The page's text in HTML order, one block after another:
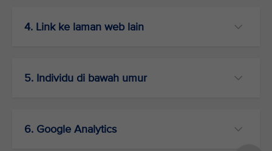
4. Link ke laman web lain
5. Individu di bawah umur
6. Google Analytics